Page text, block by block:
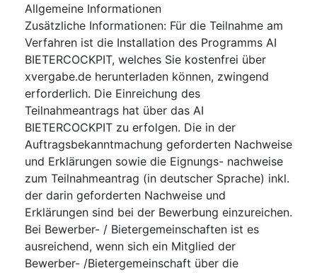
Allgemeine Informationen
Zusätzliche Informationen: Für die Teilnahme am
Verfahren ist die Installation des Programms AI
BIETERCOCKPIT, welches Sie kostenfrei über
xvergabe.de herunterladen können, zwingend
erforderlich. Die Einreichung des
Teilnahmeantrags hat über das AI
BIETERCOCKPIT zu erfolgen. Die in der
Auftragsbekanntmachung geforderten Nachweise
und Erklärungen sowie die Eignungs- nachweise
zum Teilnahmeantrag (in deutscher Sprache) inkl.
der darin geforderten Nachweise und
Erklärungen sind bei der Bewerbung einzureichen.
Bei Bewerber- / Bietergemeinschaften ist es
ausreichend, wenn sich ein Mitglied der
Bewerber- /Bietergemeinschaft über die